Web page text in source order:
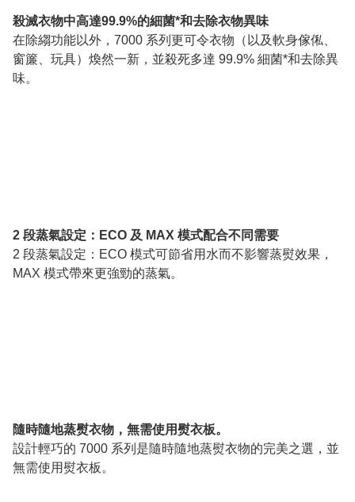
殺滅衣物中高達99.9%的細菌*和去除衣物異味
在除縐功能以外，7000 系列更可令衣物（以及軟身傢俬、
窗簾、玩具）煥然一新，並殺死多達 99.9% 細菌*和去除異
味。
2 段蒸氣設定：ECO 及 MAX 模式配合不同需要
2 段蒸氣設定：ECO 模式可節省用水而不影響蒸熨效果，
MAX 模式帶來更強勁的蒸氣。
隨時隨地蒸熨衣物，無需使用熨衣板。
設計輕巧的 7000 系列是隨時隨地蒸熨衣物的完美之選，並
無需使用熨衣板。